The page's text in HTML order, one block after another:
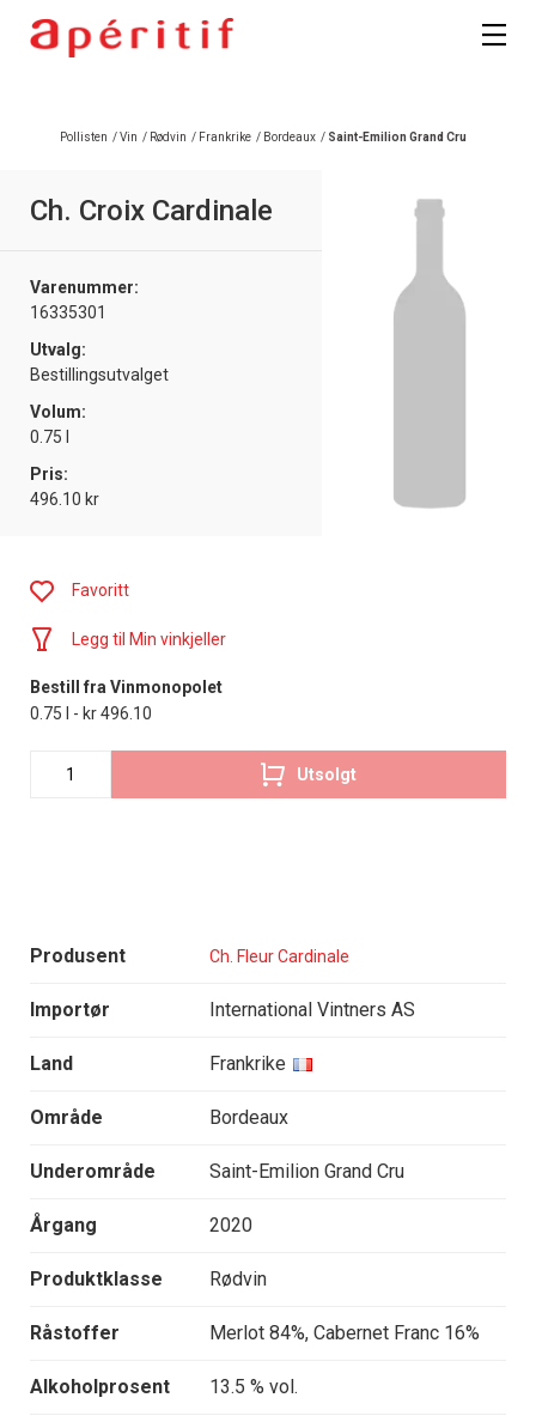
Pollisten /Vin / Rødvin / Frankrike / Bordeaux / Saint-Emilion Grand Cru
Ch. Croix Cardinale
Varenummer:
16335301
Utvalg:
Bestillingsutvalget
Volum:
0.75 l
Pris:
496.10 kr
Produsent Ch. Fleur Cardinale
Importør International Vintners AS
Land Frankrike
Område Bordeaux
Underområde Saint-Emilion Grand Cru
Årgang 2020
Produktklasse Rødvin
Råstoffer Merlot 84%, Cabernet Franc 16%
Alkoholprosent 13.5 % vol.
Favoritt
Legg til Min vinkjeller
Bestill fra Vinmonopolet
0.75 l - kr 496.10
Utsolgt